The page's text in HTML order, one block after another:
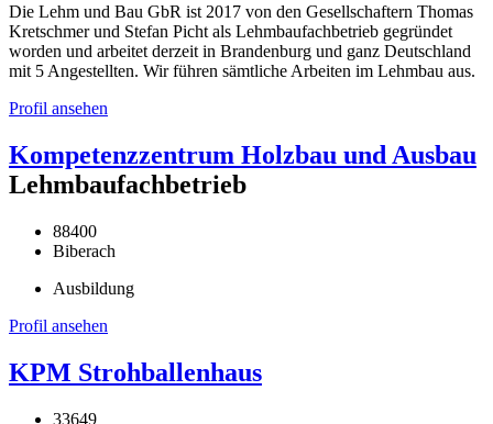
Die Lehm und Bau GbR ist 2017 von den Gesellschaftern Thomas
Kretschmer und Stefan Picht als Lehmbaufachbetrieb gegründet
worden und arbeitet derzeit in Brandenburg und ganz Deutschland
mit 5 Angestellten. Wir führen sämtliche Arbeiten im Lehmbau aus.
Profil ansehen
Kompetenzzentrum Holzbau und Ausbau
Lehmbaufachbetrieb
88400
Biberach
Ausbildung
Profil ansehen
KPM Strohballenhaus
33649